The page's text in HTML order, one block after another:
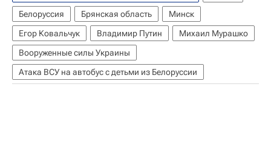
Белоруссия
Брянская область
Минск
Егор Ковальчук
Владимир Путин
Михаил Мурашко
Вооруженные силы Украины
Атака ВСУ на автобус с детьми из Белоруссии